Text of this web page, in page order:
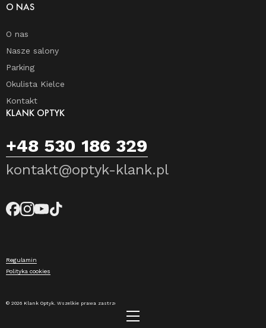
O NAS
O nas
Nasze salony
Parking
Okulista Kielce
Kontakt
KLANK OPTYK
+48 530 186 329
kontakt@optyk-klank.pl
© 2026 Klank Optyk. Wszelkie prawa zastrzeżone.
Regulamin
Polityka cookies